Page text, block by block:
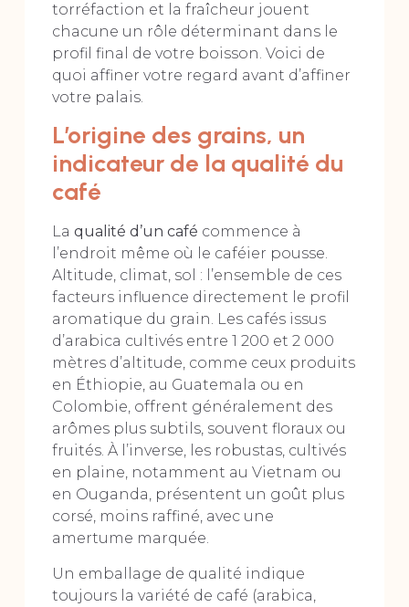
torréfaction et la fraîcheur jouent
chacune un rôle déterminant dans le
profil final de votre boisson. Voici de
quoi affiner votre regard avant d’affiner
votre palais.
L’origine des grains, un
indicateur de la qualité du
café
La qualité d’un café commence à
l’endroit même où le caféier pousse.
Altitude, climat, sol : l’ensemble de ces
facteurs influence directement le profil
aromatique du grain. Les cafés issus
d’arabica cultivés entre 1 200 et 2 000
mètres d’altitude, comme ceux produits
en Éthiopie, au Guatemala ou en
Colombie, offrent généralement des
arômes plus subtils, souvent floraux ou
fruités. À l’inverse, les robustas, cultivés
en plaine, notamment au Vietnam ou
en Ouganda, présentent un goût plus
corsé, moins raffiné, avec une
amertume marquée.
Un emballage de qualité indique
toujours la variété de café (arabica,